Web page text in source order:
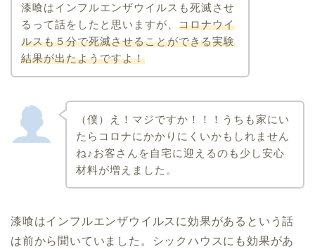
漆喰はインフルエンザウイルスも死滅させ
るって話をしたと思いますが、 コロナウイ
ルスも５分で死滅させることができる実験
結果が出たようですよ！
（僕）え！マジですか！！！うちも家にい
たらコロナにかかりにくいかもしれません
ね♪お客さんを自宅に迎えるのも少し安心
材料が増えました。
漆喰はインフルエンザウイルスに効果があるという話
は前から聞いていました。シックハウスにも効果があ